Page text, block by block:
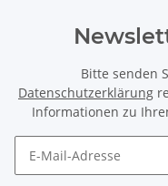
Bitte senden
Datenschutzerklärung
Informationen zu